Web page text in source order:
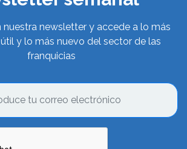
nuestra newsletter y accede a lo más
y lo más nuevo del sector de las
franquicias